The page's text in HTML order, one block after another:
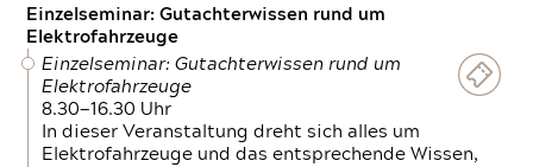
Einzelseminar: Gutachterwissen rund um
Elektrofahrzeuge
Einzelseminar: Gutachterwissen rund um
Elektrofahrzeuge
8.30—16.30 Uhr
In dieser Veranstaltung dreht sich alles um
Elektrofahrzeuge und das entsprechende Wissen,